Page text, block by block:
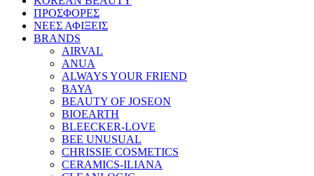
ΠΡΟΣΦΟΡΕΣ
ΝΕΕΣ ΑΦΙΞΕΙΣ
BRANDS
AIRVAL
ANUA
ALWAYS YOUR FRIEND
BAYA
BEAUTY OF JOSEON
BIOEARTH
BLEECKER-LOVE
BEE UNUSUAL
CHRISSIE COSMETICS
CERAMICS-ILIANA